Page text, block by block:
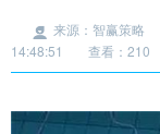
来源：智赢策略
14:48:51
查看：210